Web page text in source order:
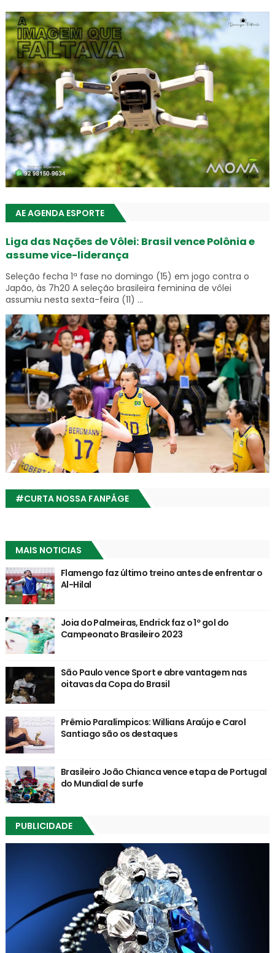
AE AGENDA ESPORTE
Liga das Nações de Vôlei: Brasil vence Polônia e
assume vice-liderança
Seleção fecha 1ª fase no domingo (15) em jogo contra o
Japão, às 7h20 A seleção brasileira feminina de vôlei
assumiu nesta sexta-feira (11) ...
#CURTA NOSSA FANPÁGE
MAIS NOTICIAS
Flamengo faz último treino antes de enfrentar o
Al-Hilal
Joia do Palmeiras, Endrick faz o 1º gol do
Campeonato Brasileiro 2023
São Paulo vence Sport e abre vantagem nas
oitavas da Copa do Brasil
Prêmio Paralímpicos: Willians Araújo e Carol
Santiago são os destaques
Brasileiro João Chianca vence etapa de Portugal
do Mundial de surfe
PUBLICIDADE